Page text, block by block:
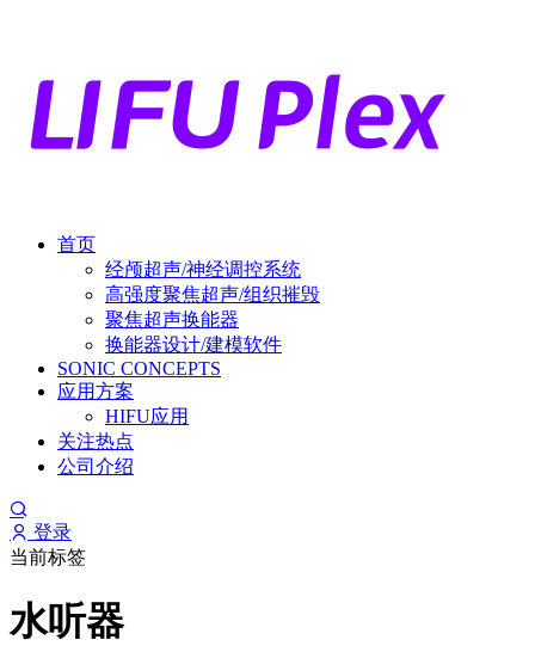
首页
经颅超声/神经调控系统
高强度聚焦超声/组织摧毁
聚焦超声换能器
换能器设计/建模软件
SONIC CONCEPTS
应用方案
HIFU应用
关注热点
公司介绍
登录
当前标签
水听器